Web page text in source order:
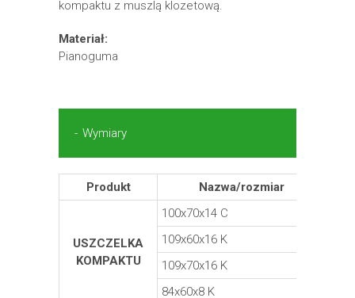
kompaktu z muszlą klozetową.
Materiał:
Pianoguma
Wymiary
Produkt Nazwa/rozmiar
USZCZELKA
KOMPAKTU
100x70x14 C
109x60x16 K
109x70x16 K
84x60x8 K